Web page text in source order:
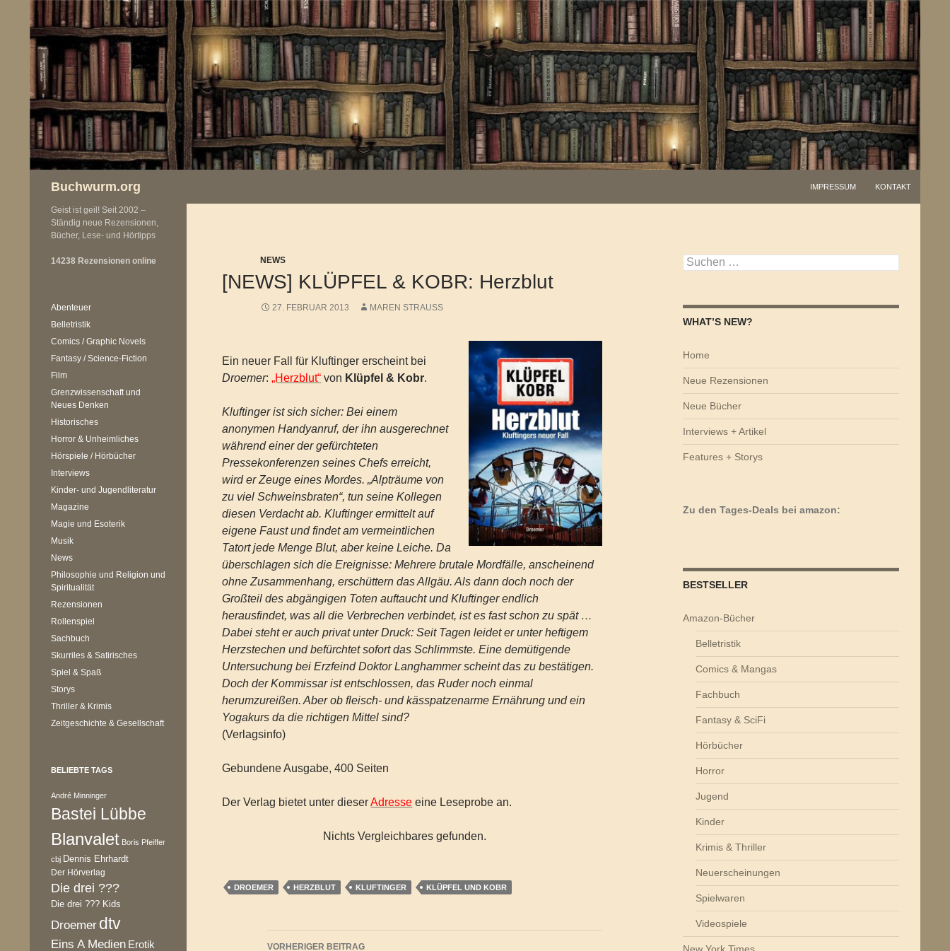
springen
Buchwurm.org IMPRESSUM KONTAKT
NEWS
[NEWS] KLÜPFEL & KOBR: Herzblut
27. FEBRUAR 2013 MAREN STRAUSS
Ein neuer Fall für Kluftinger erscheint bei
Droemer:„Herzblut“ von Klüpfel & Kobr.
Kluftinger ist sich sicher: Bei einem
anonymen Handyanruf, der ihn ausgerechnet
während einer der gefürchteten
Pressekonferenzen seines Chefs erreicht,
wird er Zeuge eines Mordes. „Alpträume von
zu viel Schweinsbraten“, tun seine Kollegen
diesen Verdacht ab. Kluftinger ermittelt auf
eigene Faust und findet am vermeintlichen
Tatort jede Menge Blut, aber keine Leiche. Da
überschlagen sich die Ereignisse: Mehrere brutale Mordfälle, anscheinend
ohne Zusammenhang, erschüttern das Allgäu. Als dann doch noch der
Großteil des abgängigen Toten auftaucht und Kluftinger endlich
herausfindet, was all die Verbrechen verbindet, ist es fast schon zu spät …
Dabei steht er auch privat unter Druck: Seit Tagen leidet er unter heftigem
Herzstechen und befürchtet sofort das Schlimmste. Eine demütigende
Untersuchung bei Erzfeind Doktor Langhammer scheint das zu bestätigen.
Doch der Kommissar ist entschlossen, das Ruder noch einmal
herumzureißen. Aber ob fleisch- und kässpatzenarme Ernährung und ein
Yogakurs da die richtigen Mittel sind?
(Verlagsinfo)
Gebundene Ausgabe, 400 Seiten
Der Verlag bietet unter dieserAdresse eine Leseprobe an.
Nichts Vergleichbares gefunden.
DROEMER HERZBLUT KLUFTINGER KLÜPFEL UND KOBR
Beitragsnavigation
VORHERIGER BEITRAG
Suchen
nach:
WHAT’S NEW?
Home
Neue Rezensionen
Neue Bücher
Interviews + Artikel
Features + Storys
Zu den Tages-Deals bei amazon:
BESTSELLER
Amazon-Bücher
Belletristik
Comics & Mangas
Fachbuch
Fantasy & SciFi
Hörbücher
Horror
Jugend
Kinder
Krimis & Thriller
Neuerscheinungen
Spielwaren
Videospiele
Geist ist geil! Seit 2002 –
Ständig neue Rezensionen,
Bücher, Lese- und Hörtipps
14238 Rezensionen online
Abenteuer
Belletristik
Comics / Graphic Novels
Fantasy / Science-Fiction
Film
Grenzwissenschaft und
Neues Denken
Historisches
Horror & Unheimliches
Hörspiele / Hörbücher
Interviews
Kinder- und Jugendliteratur
Magazine
Magie und Esoterik
Musik
News
Philosophie und Religion und
Spiritualität
Rezensionen
Rollenspiel
Sachbuch
Skurriles & Satirisches
Spiel & Spaß
Storys
Thriller & Krimis
Zeitgeschichte & Gesellschaft
BELIEBTE TAGS
André Minninger
Bastei Lübbe
Blanvalet Boris Pfeiffer
cbj Dennis Ehrhardt
Der Hörverlag
Die drei ???
Die drei ??? Kids
Droemer dtv
Eins A Medien Erotik